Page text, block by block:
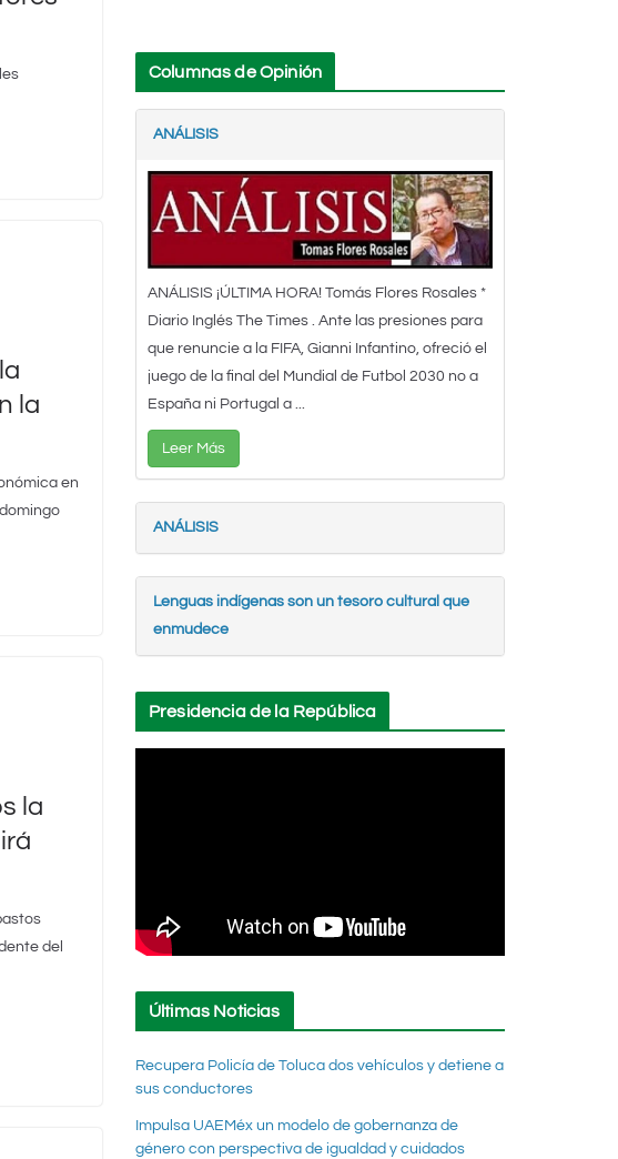
la
en
la
del
Columnas de Opinión
ANÁLISIS
ANÁLISIS ¡ÚLTIMA HORA! Tomás Flores Rosales *
Diario Inglés The Times . Ante las presiones para
que renuncie a la FIFA, Gianni Infantino, ofreció el
juego de la final del Mundial de Futbol 2030 no a
España ni Portugal a ...
Leer Más
ANÁLISIS
Lenguas indígenas son un tesoro cultural que
enmudece
Presidencia de la República
Últimas Noticias
Recupera Policía de Toluca dos vehículos y detiene a
sus conductores
Impulsa UAEMéx un modelo de gobernanza de
género con perspectiva de igualdad y cuidados